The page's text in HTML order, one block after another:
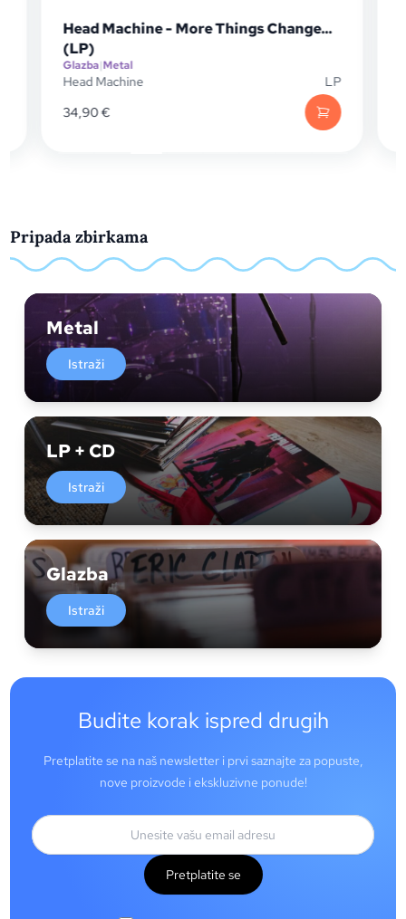
Head Machine - More Things Change...
(LP)
Glazba|Metal
Head Machine
LP
34,90€
Pripada zbirkama
Metal
Istraži
LP + CD
Istraži
Glazba
Istraži
Budite korak ispred drugih
Pretplatite se na naš newsletter i prvi saznajte za popuste,
nove proizvode i ekskluzivne ponude!
Pretplatite se